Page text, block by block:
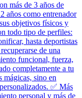
más de 3 años de
años como entrenador
objetivos físicos y
todo tipo de perfiles:
hasta deportistas
de una
funcional, fuerza,
completamente a tu
sino en
✅ Más
personal y más de